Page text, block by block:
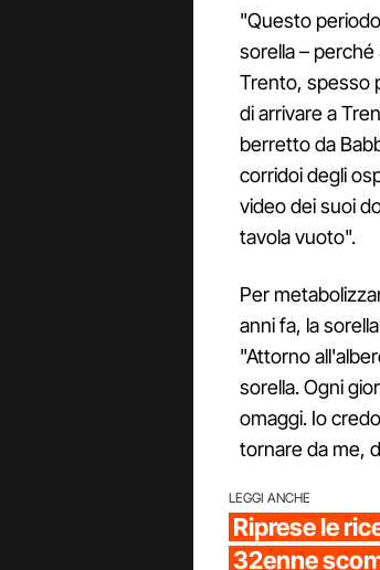
"Questo
sorella – perché
Trento, spesso
di arrivare a
berretto da
corridoi degli
video dei suoi
tavola vuoto".
Per
anni fa, la
"Attorno
sorella. Ogni
omaggi. Io
tornare da me,
LEGGI ANCHE
Riprese le
32enne